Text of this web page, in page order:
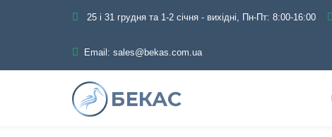
25 і 31 грудня та 1-2 січня - вихідні, Пн-Пт: 8:00-16:00
Email: sales@bekas.com.ua